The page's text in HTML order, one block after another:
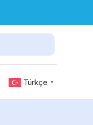
Türkçe ▼